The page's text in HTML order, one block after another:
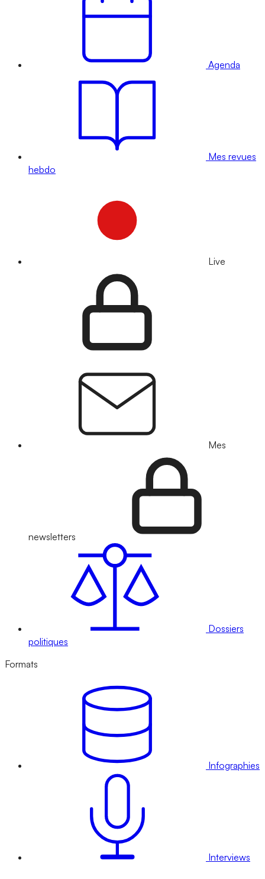
Agenda
Mes revues
hebdo
Live
Mes
newsletters
Dossiers
politiques
Formats
Infographies
Interviews